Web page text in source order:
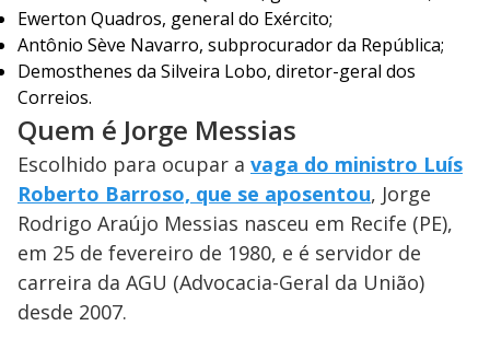
Ewerton Quadros, general do Exército;
Antônio Sève Navarro, subprocurador da República;
Demosthenes da Silveira Lobo, diretor-geral dos
Correios.
Quem é Jorge Messias
Escolhido para ocupar a vaga do ministro Luís
Roberto Barroso, que se aposentou, Jorge
Rodrigo Araújo Messias nasceu em Recife (PE),
em 25 de fevereiro de 1980, e é servidor de
carreira da AGU (Advocacia-Geral da União)
desde 2007.